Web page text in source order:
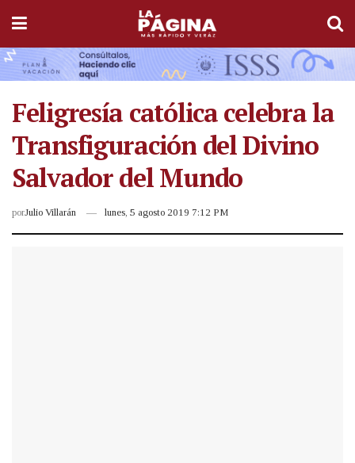
Feligresía católica celebra la
Transfiguración del Divino
Salvador del Mundo
porJulio Villarán lunes, 5 agosto 2019 7:12 PM